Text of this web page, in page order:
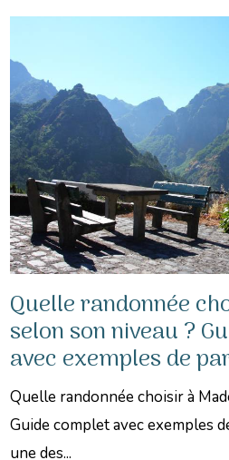
Quelle randonnée
selon son niveau ?
avec exemples de
Quelle randonnée choisir à
Guide complet avec exemples
une des...